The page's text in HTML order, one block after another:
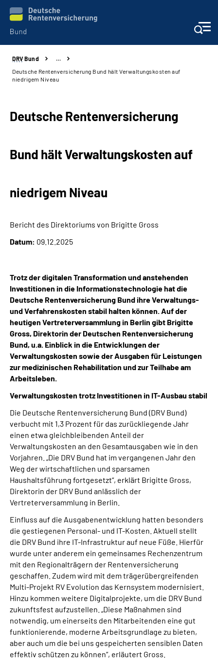
Beratung & Kontakt
Presse
Online-Services
Inhalte in Gebärdensprache (DGS)
Suche
Mein Kundenportal
DRV Bund
…
Deutsche Rentenversicherung Bund hält Verwaltungskosten auf
niedrigem Niveau
Deutsche Rentenversicherung
Bund hält Verwaltungskosten auf
niedrigem Niveau
Bericht des Direktoriums von Brigitte Gross
Datum: 09.12.2025
Trotz der digitalen Transformation und anstehenden
Investitionen in die Informationstechnologie hat die
Deutsche Rentenversicherung Bund ihre Verwaltungs-
und Verfahrenskosten stabil halten können. Auf der
heutigen Vertreterversammlung in Berlin gibt Brigitte
Gross, Direktorin der Deutschen Rentenversicherung
Bund, u.a. Einblick in die Entwicklungen der
Verwaltungskosten sowie der Ausgaben für Leistungen
zur medizinischen Rehabilitation und zur Teilhabe am
Arbeitsleben.
Verwaltungskosten trotz Investitionen in IT-Ausbau stabil
Die Deutsche Rentenversicherung Bund (DRV Bund)
verbucht mit 1,3 Prozent für das zurückliegende Jahr
einen etwa gleichbleibenden Anteil der
Verwaltungskosten an den Gesamtausgaben wie in den
Vorjahren. „Die DRV Bund hat im vergangenen Jahr den
Weg der wirtschaftlichen und sparsamen
Haushaltsführung fortgesetzt“, erklärt Brigitte Gross,
Direktorin der DRV Bund anlässlich der
Vertreterversammlung in Berlin.
Einfluss auf die Ausgabenentwicklung hatten besonders
die gestiegenen Personal- und IT-Kosten. Aktuell stellt
die DRV Bund ihre IT-Infrastruktur auf neue Füße. Hierfür
wurde unter anderem ein gemeinsames Rechenzentrum
mit den Regionalträgern der Rentenversicherung
geschaffen. Zudem wird mit dem trägerübergreifenden
Multi-Projekt RV Evolution das Kernsystem modernisiert.
Hinzu kommen weitere Digitalprojekte, um die DRV Bund
zukunftsfest aufzustellen. „Diese Maßnahmen sind
notwendig, um einerseits den Mitarbeitenden eine gut
funktionierende, moderne Arbeitsgrundlage zu bieten,
aber auch um die bei uns gespeicherten sensiblen Daten
effektiv schützen zu können“, erläutert Gross.